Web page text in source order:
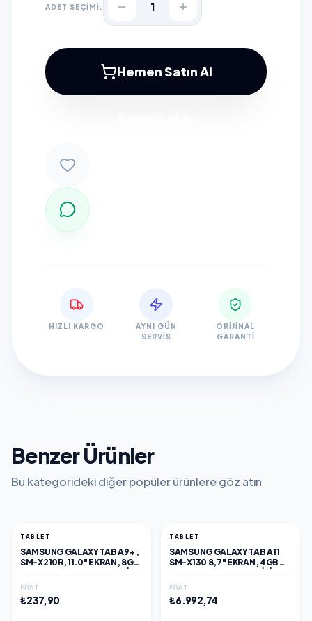
ADET SEÇİMİ: 1
Hemen Satın Al
HIZLI KARGO
AYNI GÜN
SERVIS
ORIJINAL
GARANTI
Benzer Ürünler
Bu kategorideki diğer popüler ürünlere göz atın
TABLET
SAMSUNG GALAXY TAB A9+ ,
SM-X210R, 11.0" EKRAN, 8GB
ANDROID TABLET
FIYAT
₺237,90
TABLET
SAMSUNG GALAXY TAB A11
SM-X130 8,7" EKRAN, 4GB
SILVER ANDROID TABLET
FIYAT
₺6.992,74